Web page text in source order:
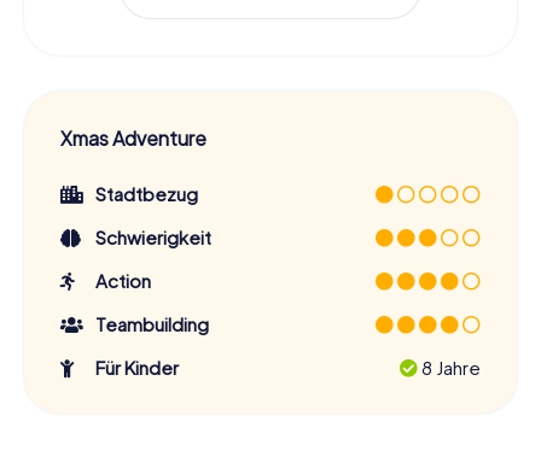
Xmas Adventure
Stadtbezug
Schwierigkeit
Action
Teambuilding
Für Kinder
8 Jahre